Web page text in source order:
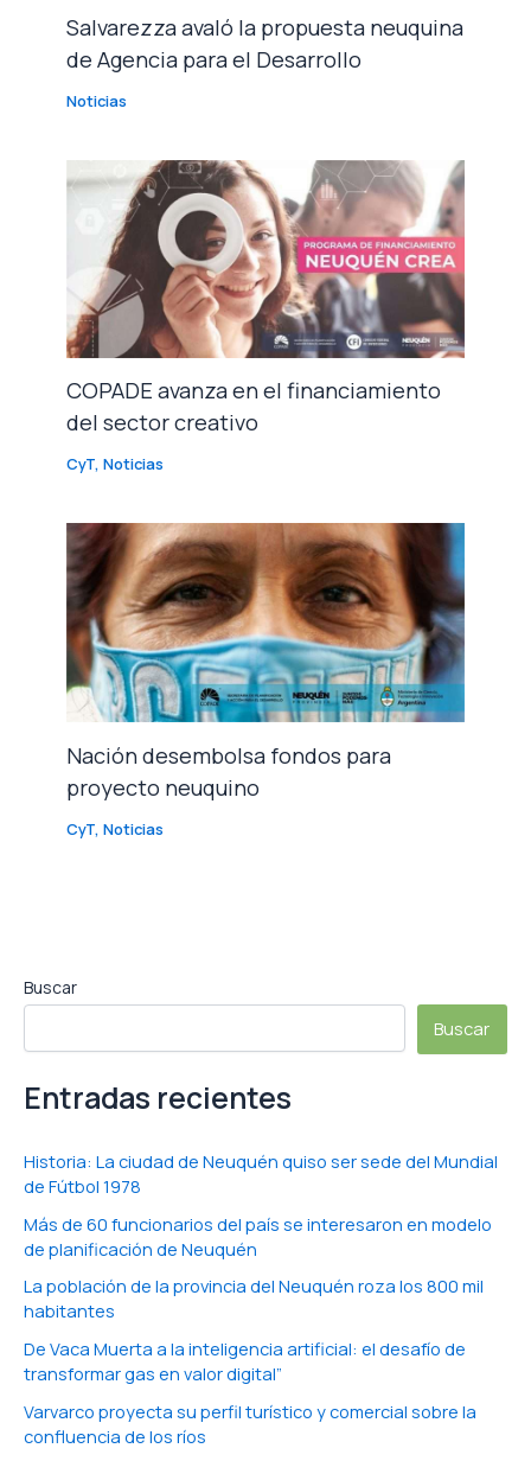
Salvarezza avaló la propuesta neuquina
de Agencia para el Desarrollo
Noticias
COPADE avanza en el financiamiento
del sector creativo
CyT,Noticias
Nación desembolsa fondos para
proyecto neuquino
CyT,Noticias
Buscar
Buscar
Entradas recientes
Historia: La ciudad de Neuquén quiso ser sede del Mundial
de Fútbol 1978
Más de 60 funcionarios del país se interesaron en modelo
de planificación de Neuquén
La población de la provincia del Neuquén roza los 800 mil
habitantes
De Vaca Muerta a la inteligencia artificial: el desafío de
transformar gas en valor digital”
Varvarco proyecta su perfil turístico y comercial sobre la
confluencia de los ríos